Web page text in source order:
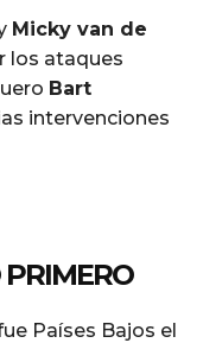
Micky van de
los ataques
Bart
intervenciones
PRIMERO
Países Bajos el